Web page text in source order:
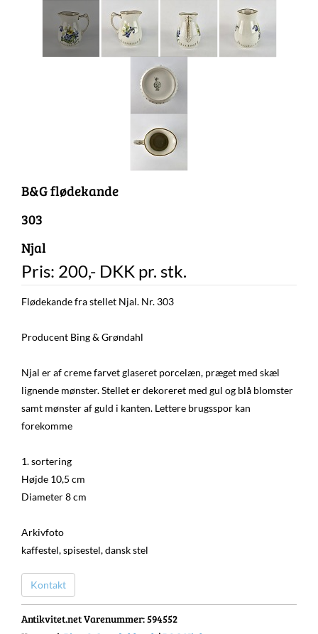
B&G flødekande
303
Njal
Pris: 200,- DKK pr. stk.
Flødekande fra stellet Njal. Nr. 303
Producent Bing & Grøndahl
Njal er af creme farvet glaseret porcelæn, præget med skæl
lignende mønster. Stellet er dekoreret med gul og blå blomster
samt mønster af guld i kanten. Lettere brugsspor kan
forekomme
1. sortering
Højde 10,5 cm
Diameter 8 cm
Arkivfoto
kaffestel, spisestel, dansk stel
Kontakt
Antikvitet.net Varenummer: 594552